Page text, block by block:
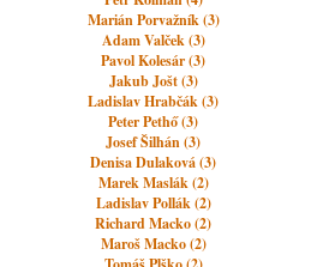
Marián Porvažník (3)
Adam Valček (3)
Pavol Kolesár (3)
Jakub Jošt (3)
Ladislav Hrabčák (3)
Peter Pethő (3)
Josef Šilhán (3)
Denisa Dulaková (3)
Marek Maslák (2)
Ladislav Pollák (2)
Richard Macko (2)
Maroš Macko (2)